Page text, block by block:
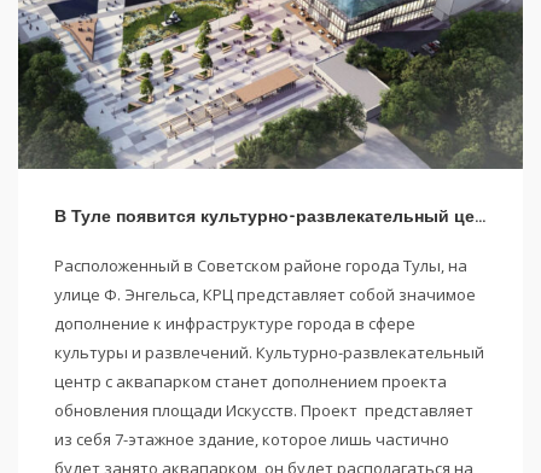
В Туле появится культурно-развлекательный центр с аквапарком
Расположенный в Советском районе города Тулы, на
улице Ф. Энгельса, КРЦ представляет собой значимое
дополнение к инфраструктуре города в сфере
культуры и развлечений. Культурно-развлекательный
центр с аквапарком станет дополнением проекта
обновления площади Искусств. Проект представляет
из себя 7-этажное здание, которое лишь частично
будет занято аквапарком, он будет располагаться на